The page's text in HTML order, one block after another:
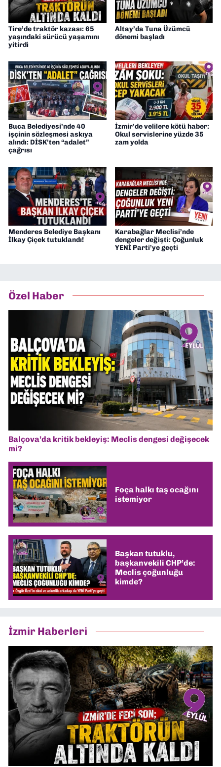
Tire’de traktör kazası: 65
yaşındaki sürücü yaşamını
yitirdi
Altay’da Tuna Üzümcü
dönemi başladı
Buca Belediyesi’nde 40
işçinin sözleşmesi askıya
alındı: DİSK’ten “adalet”
çağrısı
İzmir’de velilere kötü haber:
Okul servislerine yüzde 35
zam yolda
Menderes Belediye Başkanı
İlkay Çiçek tutuklandı!
Karabağlar Meclisi’nde
dengeler değişti: Çoğunluk
YENİ Parti’ye geçti
Özel Haber
Balçova’da kritik bekleyiş: Meclis dengesi değişecek
mi?
Foça halkı taş ocağını
istemiyor
Başkan tutuklu,
başkanvekili CHP’de:
Meclis çoğunluğu
kimde?
İzmir Haberleri